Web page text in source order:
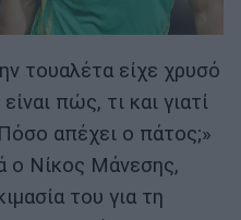
τουαλέτα είχε χρυσό
πώς, τι και γιατί
απέχει ο πάτος;»
ο Νίκος Μάνεσης,
του για τη